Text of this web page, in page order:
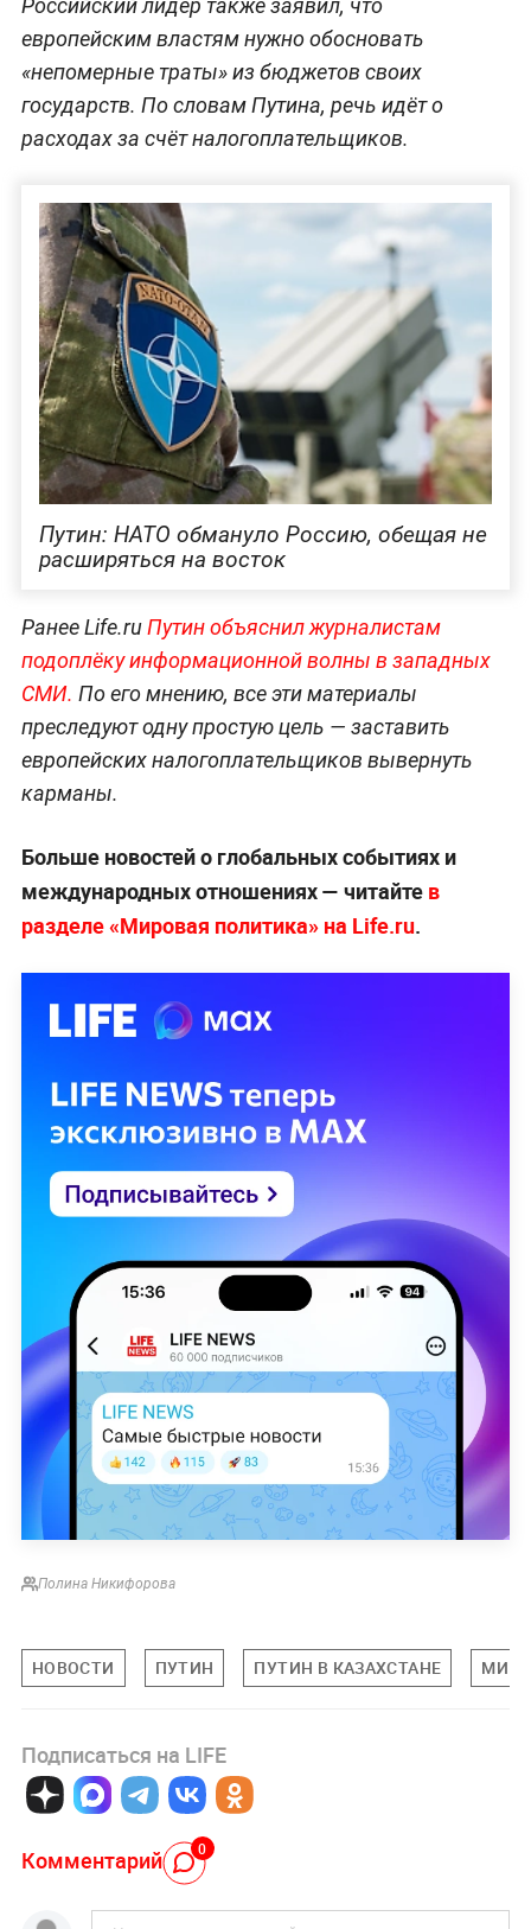
европейским властям нужно обосновать
«непомерные траты» из бюджетов своих
государств. По словам Путина, речь идёт о
расходах за счёт налогоплательщиков.
Путин: НАТО обмануло Россию, обещая не
расширяться на восток
Ранее Life.ruПутин объяснил журналистам
подоплёку информационной волны в западных
СМИ. По его мнению, все эти материалы
преследуют одну простую цель — заставить
европейских налогоплательщиков вывернуть
карманы.
Больше новостей о глобальных событиях и
международных отношениях — читайте в
разделе «Мировая политика» на Life.ru.
Полина Никифорова
НОВОСТИ ПУТИН ПУТИН В КАЗАХСТАНЕ
Подписаться на LIFE
Комментарий 0